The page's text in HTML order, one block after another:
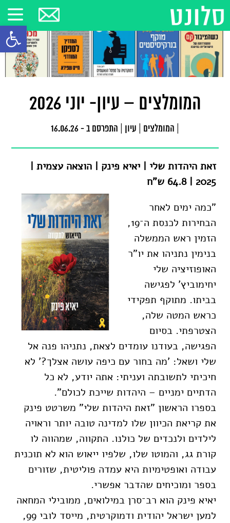
פתח
המומלצים – עיון- יוני 2026
המומלצים | עיון התפרסם ב - 16.06.26
זאת היהדות שלי | יאיא פינק | הוצאה עצמית |
2025 | 64.8 ש"ח
”כמה ימים לאחר
הבחירות לכנסת ה־19,
הזמין ראש הממשלה
בנימין נתניהו את יו”ר
האופוזיציה שלי
יחימוביץ’ לפגישה
בביתו. מתוקף תפקידי
כראש המטה שלה,
הצטרפתי. בסיום
הפגישה, בעודנו עומדים לצאת, נתניהו פנה אל
שלי ושאל: ’מה בחור עם כיפה עושה אצלך?’ לא
חיכיתי לתשובתה ועניתי: אתה יודע, לא כל
הדתיים ימניים – היהדות שייכת לכולם”.
בספרו הראשון ”זאת היהדות שלי” משרטט פינק
את קריאת הכיוון שלו למדינה טובה יותר וראויה
לילדים ולנכדים של כולנו. התקווה, שמהווה לו
קורת גג, והמוטו שלו, שלפיו ייאוש הוא לא תוכנית
עבודה ואופטימיות היא עמדה פוליטית, שזורים
בספר ומוכיחים שהדבר אפשרי.
יאיא פינק הוא רב־סרן במילואים, ממובילי המחאה
למען ישראל יהודית ודמוקרטית, מייסד לובי 99,